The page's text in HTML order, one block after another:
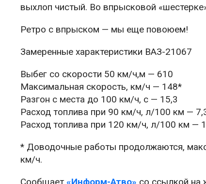
выхлоп чистый. Во впрысковой
Ретро с впрыском — мы еще повоюем!
Замеренные характеристики ВАЗ-21067
Выбег со скорости 50 км/ч,м — 610
Максимальная скорость, км/ч — 148*
Разгон с места до 100 км/ч, с — 15,3
Расход топлива при 90 км/ч, л/100 км —
Расход топлива при 120 км/ч, л/100 км —
* Доводочные работы продолжаются,
км/ч.